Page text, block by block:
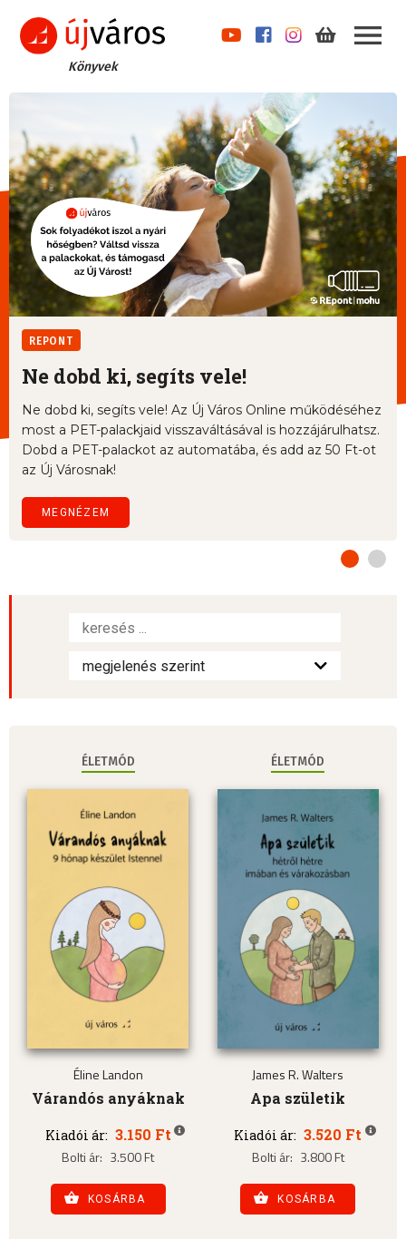
Könyvek
REPONT
Ne dobd ki, segíts vele!
Ne dobd ki, segíts vele! Az Új Város Online működéséhez
most a PET-palackjaid visszaváltásával is hozzájárulhatsz.
Dobd a PET-palackot az automatába, és add az 50 Ft-ot
az Új Városnak!
MEGNÉZEM
ÉLETMÓD
Éline Landon
Várandós anyáknak
Kiadói ár: 3.150 Ft
Bolti ár: 3.500 Ft
KOSÁRBA
ÉLETMÓD
James R. Walters
Apa születik
Kiadói ár: 3.520 Ft
Bolti ár: 3.800 Ft
KOSÁRBA